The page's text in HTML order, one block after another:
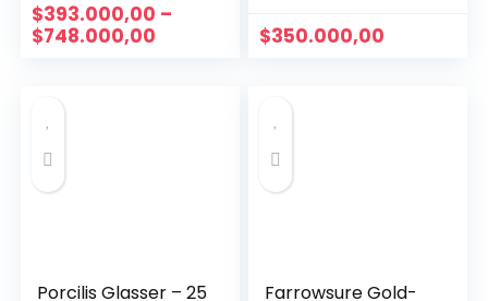
$393.000,00 –
$748.000,00 $350.000,00
Porcilis Glasser – 25
Farrowsure Gold-